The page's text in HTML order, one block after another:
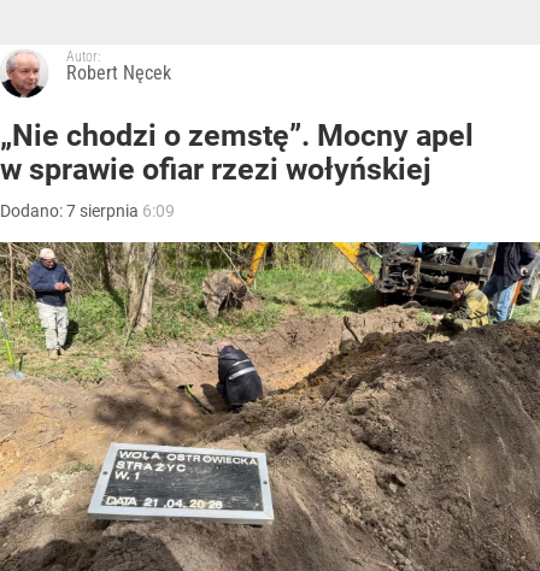
Autor:
Robert Nęcek
„Nie chodzi o zemstę”. Mocny apel
w sprawie ofiar rzezi wołyńskiej
Dodano:7 sierpnia 6:09